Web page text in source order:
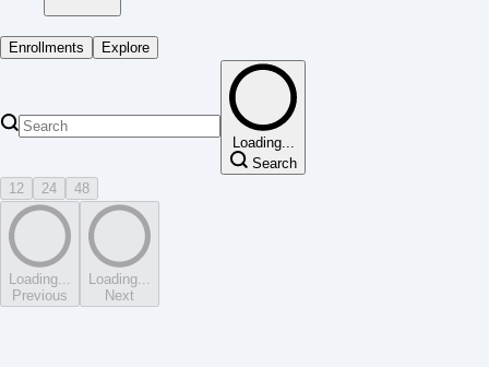
Enrollments Explore
Loading...
Search
12
24 48
Loading...
Previous
Loading...
Next